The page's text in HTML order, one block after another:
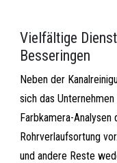
Vielfältige
Besseringen
Neben der
sich das
Farbkamera-
Rohrverlaufsortung
und andere Reste